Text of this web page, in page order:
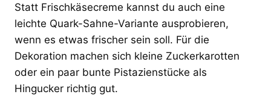
Statt Frischkäsecreme kannst du auch eine
leichte Quark-Sahne-Variante ausprobieren,
wenn es etwas frischer sein soll. Für die
Dekoration machen sich kleine Zuckerkarotten
oder ein paar bunte Pistazienstücke als
Hingucker richtig gut.